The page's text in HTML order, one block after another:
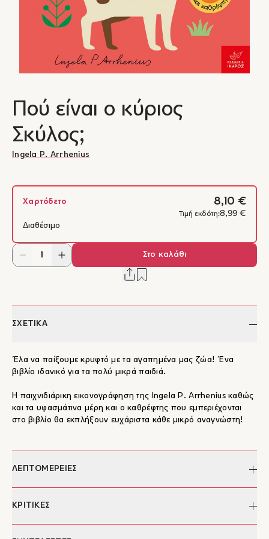
Πού είναι ο κύριος
Σκύλος;
Ingela P. Arrhenius
Χαρτόδετο 8,10 €
Τιμή εκδότη:8,99 €
Διαθέσιμο
Στο καλάθι
ΣΧΕΤΙΚΑ
Έλα να παίξουμε κρυφτό με τα αγαπημένα μας ζώα! Ένα
βιβλίο ιδανικό για τα πολύ μικρά παιδιά.
Η παιχνιδιάρικη εικονογράφηση της Ingela P. Arrhenius καθώς
και τα υφασμάτινα μέρη και ο καθρέφτης που εμπεριέχονται
στo βιβλίo θα εκπλήξουν ευχάριστα κάθε μικρό αναγνώστη!
ΛΕΠΤΟΜΕΡΕΙΕΣ
Συγγραφέας:
ΚΡΙΤΙΚΕΣ